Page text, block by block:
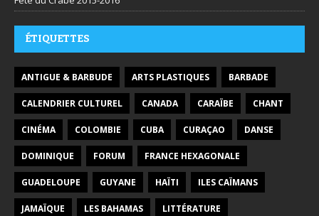
ÉTIQUETTES
ANTIGUE & BARBUDE ARTS PLASTIQUES BARBADE
CALENDRIER CULTUREL CANADA CARAÏBE CHANT
CINÉMA COLOMBIE CUBA CURAÇAO DANSE
DOMINIQUE FORUM FRANCE HEXAGONALE
GUADELOUPE GUYANE HAÏTI ILES CAÏMANS
JAMAÏQUE LES BAHAMAS LITTÉRATURE